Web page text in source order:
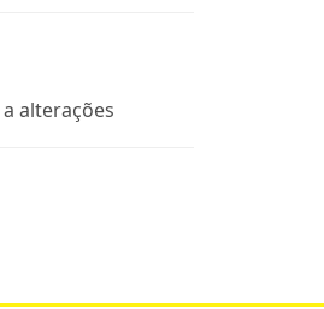
alterações